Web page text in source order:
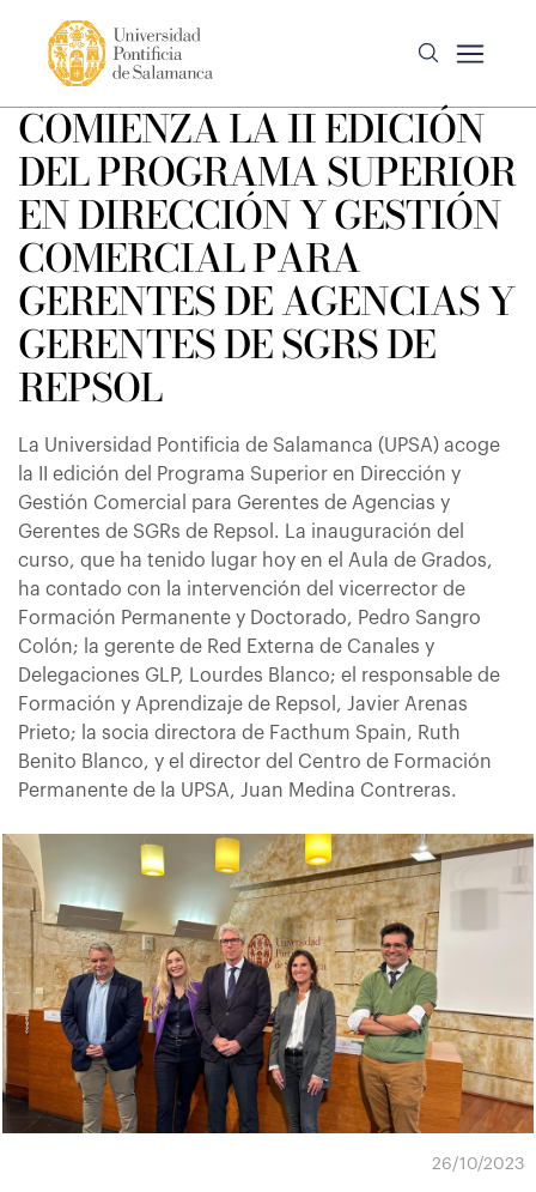
COMIENZA LA II EDICIÓN
DEL PROGRAMA SUPERIOR
EN DIRECCIÓN Y GESTIÓN
COMERCIAL PARA
GERENTES DE AGENCIAS Y
GERENTES DE SGRS DE
REPSOL
La Universidad Pontificia de Salamanca (UPSA) acoge
la II edición del Programa Superior en Dirección y
Gestión Comercial para Gerentes de Agencias y
Gerentes de SGRs de Repsol. La inauguración del
curso, que ha tenido lugar hoy en el Aula de Grados,
ha contado con la intervención del vicerrector de
Formación Permanente y Doctorado, Pedro Sangro
Colón; la gerente de Red Externa de Canales y
Delegaciones GLP, Lourdes Blanco; el responsable de
Formación y Aprendizaje de Repsol, Javier Arenas
Prieto; la socia directora de Facthum Spain, Ruth
Benito Blanco, y el director del Centro de Formación
Permanente de la UPSA, Juan Medina Contreras.
26/10/2023